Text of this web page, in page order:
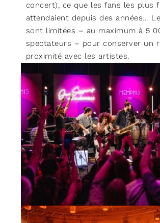
concert), ce que les fans les plus
attendaient depuis des années…
sont limitées – au maximum à 5
spectateurs – pour conserver un
proximité avec les artistes.
© MJF Marc Ducrest